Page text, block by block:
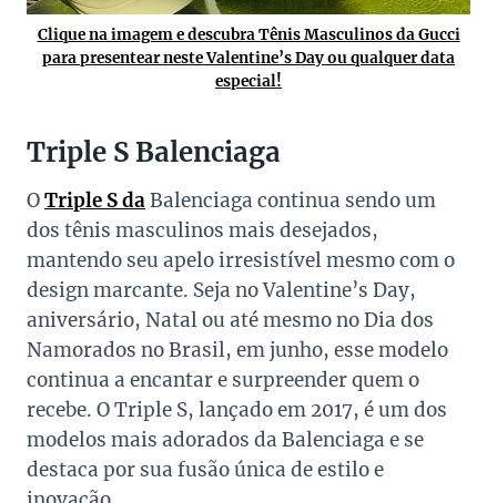
Clique na imagem e descubra Tênis Masculinos da Gucci
para presentear neste Valentine’s Day ou qualquer data
especial!
Triple S Balenciaga
OTriple S daBalenciaga continua sendo um
dos tênis masculinos mais desejados,
mantendo seu apelo irresistível mesmo com o
design marcante. Seja no Valentine’s Day,
aniversário, Natal ou até mesmo no Dia dos
Namorados no Brasil, em junho, esse modelo
continua a encantar e surpreender quem o
recebe. O Triple S, lançado em 2017, é um dos
modelos mais adorados da Balenciaga e se
destaca por sua fusão única de estilo e